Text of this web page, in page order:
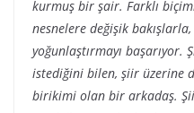
kurmuş bir şair. Farklı
nesnelere değişik
yoğunlaştırmayı başarıyor.
istediğini bilen, şiir üzerine
birikimi olan bir arkadaş.